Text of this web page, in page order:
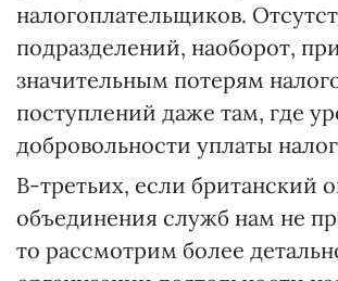
налогоплательщиков.
подразделений, наоборот,
значительным потерям
поступлений даже там, где
добровольности уплаты
В-третьих, если британский
объединения служб нам не
то рассмотрим более